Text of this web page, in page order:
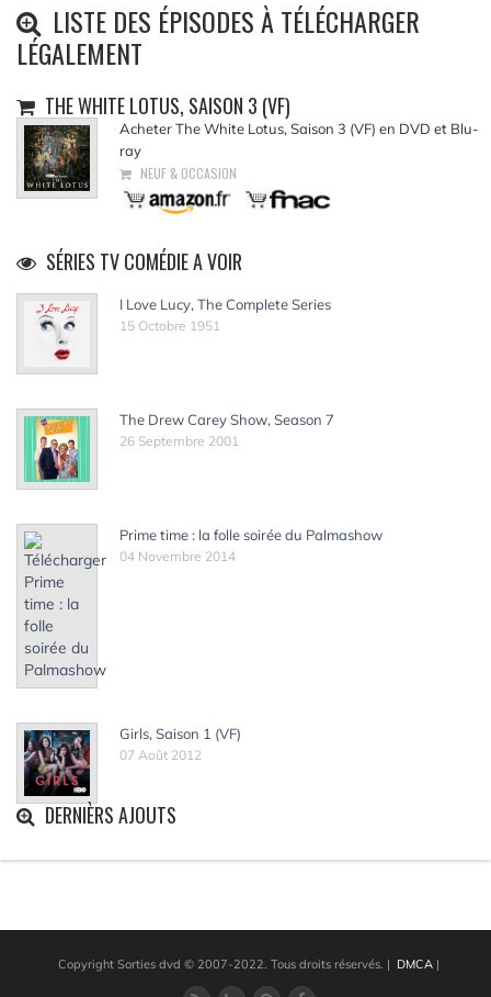
LISTE DES ÉPISODES À TÉLÉCHARGER
LÉGALEMENT
THE WHITE LOTUS, SAISON 3 (VF)
Acheter The White Lotus, Saison 3 (VF) en DVD et Blu-
ray
NEUF & OCCASION
SÉRIES TV COMÉDIE A VOIR
I Love Lucy, The Complete Series
15 Octobre 1951
The Drew Carey Show, Season 7
26 Septembre 2001
Prime time : la folle soirée du Palmashow
04 Novembre 2014
Girls, Saison 1 (VF)
07 Août 2012
DERNIÈRS AJOUTS
Copyright Sorties dvd © 2007-2022. Tous droits réservés. | DMCA|